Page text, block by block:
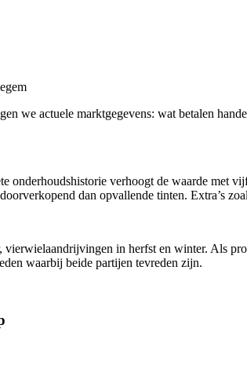
we actuele marktgegevens: wat betalen
onderhoudshistorie verhoogt de waarde met
dan opvallende tinten. Extra’s
vierwielaandrijvingen in herfst en winter. Als
waarbij beide partijen tevreden zijn.